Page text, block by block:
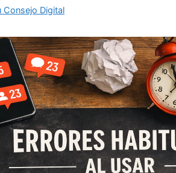
Consejo Digital